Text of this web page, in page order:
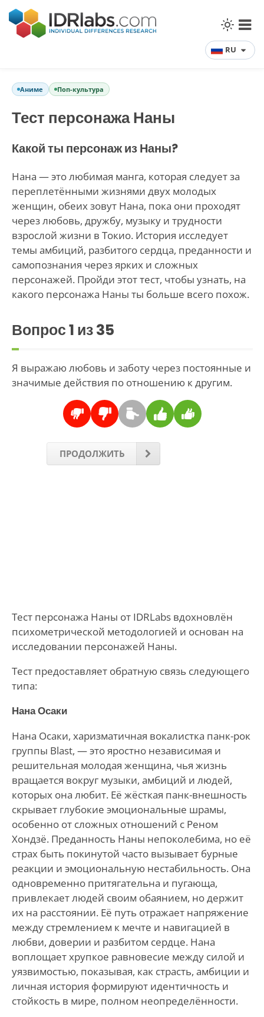
RU
Аниме Поп-культура
Тест персонажа Наны
Какой ты персонаж из Наны?
Нана — это любимая манга, которая следует за
переплетёнными жизнями двух молодых
женщин, обеих зовут Нана, пока они проходят
через любовь, дружбу, музыку и трудности
взрослой жизни в Токио. История исследует
темы амбиций, разбитого сердца, преданности и
самопознания через ярких и сложных
персонажей. Пройди этот тест, чтобы узнать, на
какого персонажа Наны ты больше всего похож.
Вопрос1 из 35
Я выражаю любовь и заботу через постоянные и
значимые действия по отношению к другим.
ПРОДОЛЖИТЬ
Тест персонажа Наны от IDRLabs вдохновлён
психометрической методологией и основан на
исследовании персонажей Наны.
Тест предоставляет обратную связь следующего
типа:
Нана Осаки
Нана Осаки, харизматичная вокалистка панк-рок
группы Blast, — это яростно независимая и
решительная молодая женщина, чья жизнь
вращается вокруг музыки, амбиций и людей,
которых она любит. Её жёсткая панк-внешность
скрывает глубокие эмоциональные шрамы,
особенно от сложных отношений с Реном
Хондзё. Преданность Наны непоколебима, но её
страх быть покинутой часто вызывает бурные
реакции и эмоциональную нестабильность. Она
одновременно притягательна и пугающа,
привлекает людей своим обаянием, но держит
их на расстоянии. Её путь отражает напряжение
между стремлением к мечте и навигацией в
любви, доверии и разбитом сердце. Нана
воплощает хрупкое равновесие между силой и
уязвимостью, показывая, как страсть, амбиции и
личная история формируют идентичность и
стойкость в мире, полном неопределённости.